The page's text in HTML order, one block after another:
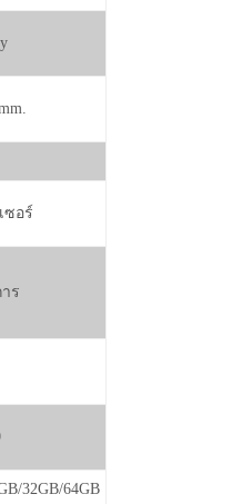
ซอร์
ร
32GB/64GB